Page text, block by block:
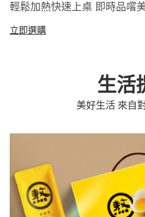
輕鬆加熱快速上桌 即時品嚐
立即選購
生活
美好生活 來自